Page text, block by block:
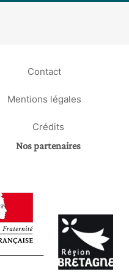
Contact
Mentions légales
Crédits
Nos partenaires